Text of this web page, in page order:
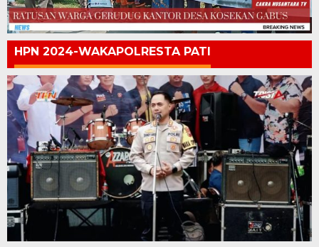
HPN 2024-WAKAPOLRESTA PATI